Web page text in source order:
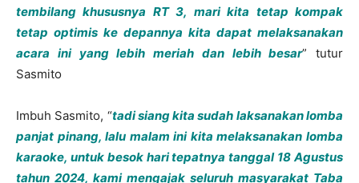
tembilang khususnya RT 3, mari kita tetap kompak
tetap optimis ke depannya kita dapat melaksanakan
acara ini yang lebih meriah dan lebih besar” tutur
Sasmito
Imbuh Sasmito, “tadi siang kita sudah laksanakan lomba
panjat pinang, lalu malam ini kita melaksanakan lomba
karaoke, untuk besok hari tepatnya tanggal 18 Agustus
tahun 2024, kami mengajak seluruh masyarakat Taba